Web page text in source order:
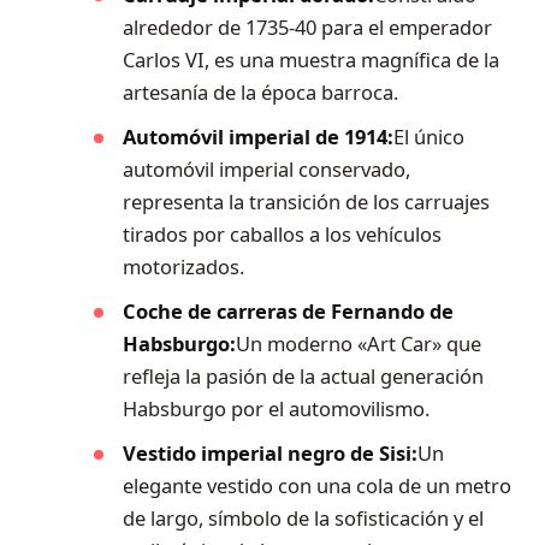
alrededor de 1735-40 para el emperador
Carlos VI, es una muestra magnífica de la
artesanía de la época barroca.
Automóvil imperial de 1914:El único
automóvil imperial conservado,
representa la transición de los carruajes
tirados por caballos a los vehículos
motorizados.
Coche de carreras de Fernando de
Habsburgo:Un moderno «Art Car» que
refleja la pasión de la actual generación
Habsburgo por el automovilismo.
Vestido imperial negro de Sisi:Un
elegante vestido con una cola de un metro
de largo, símbolo de la sofisticación y el